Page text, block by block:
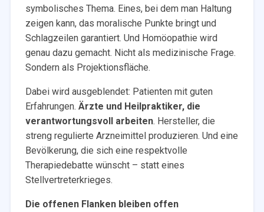
symbolisches Thema. Eines, bei dem man Haltung
zeigen kann, das moralische Punkte bringt und
Schlagzeilen garantiert. Und Homöopathie wird
genau dazu gemacht. Nicht als medizinische Frage.
Sondern als Projektionsfläche.
Dabei wird ausgeblendet: Patienten mit guten
Erfahrungen. Ärzte und Heilpraktiker, die
verantwortungsvoll arbeiten. Hersteller, die
streng regulierte Arzneimittel produzieren. Und eine
Bevölkerung, die sich eine respektvolle
Therapiedebatte wünscht – statt eines
Stellvertreterkrieges.
Die offenen Flanken bleiben offen